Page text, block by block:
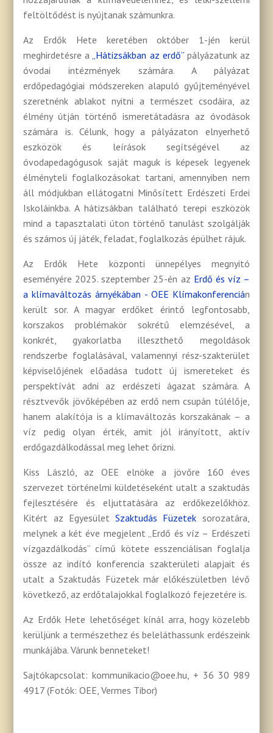
feltöltődést is nyújtanak számunkra.
Az Erdők Hete keretében október 1-jén kerül
meghirdetésre a„Hátizsákban az erdő”pályázatunk az
óvodai intézmények számára. A pályázat
erdőpedagógiai módszereken alapuló gyűjteményével
szeretnénk ablakot nyitni a természet csodáira, az
élmény útján történő ismeretátadásra az óvodások
számára is. Célunk, hogy a pályázaton elnyerhető
eszközök és leírások segítségével az
óvodapedagógusok saját maguk is képesek legyenek
élményteli foglalkozásokat tartani, amennyiben nem
áll módjukban ellátogatni Minősített Erdészeti Erdei
Iskoláinkba. A hátizsákban található terepi eszközök
mind a tapasztalati úton történő tanulást szolgálják
és számos új játék, feladat, foglalkozás épülhet rájuk.
Az Erdők Hete központi ünnepélyes megnyitó
eseményére 2025. szeptember 25-én az Erdő és víz –
a klímaváltozás árnyékában - OEE Klímakonferencián
került sor. A magyar erdőket érintő legfontosabb,
korszakos problémakör sokrétű elemzésével, a
konkrét, gyakorlatba illeszthető megoldások
rendszerbe foglalásával, valamennyi rész-szakterület
képviselőjének előadása tudott új ismereteket és
perspektívát adni az erdészeti ágazat számára. A
résztvevők jövőképében az erdő nem csupán túlélője,
hanem alakítója is a klímaváltozás korszakának – a
víz pedig olyan érték, amit jól irányított, aktív
erdőgazdálkodással meg lehet őrizni.
Kiss László, az OEE elnöke a jövőre 160 éves
szervezet történelmi küldetéseként utalt a szaktudás
fejlesztésére és eljuttatására az erdőkezelőkhöz.
Kitért az EgyesületSzaktudás Füzetek sorozatára,
melynek a két éve megjelent „Erdő és víz – Erdészeti
vízgazdálkodás” című kötete esszenciálisan foglalja
össze az indító konferencia szakterületi alapjait és
utalt a Szaktudás Füzetek már előkészületben lévő
következő, az erdőtalajokkal foglalkozó fejezetére is.
Az Erdők Hete lehetőséget kínál arra, hogy közelebb
kerüljünk a természethez és beleláthassunk erdészeink
munkájába. Várunk benneteket!
Sajtókapcsolat: kommunikacio@oee.hu, + 36 30 989
4917 (Fotók: OEE, Vermes Tibor)